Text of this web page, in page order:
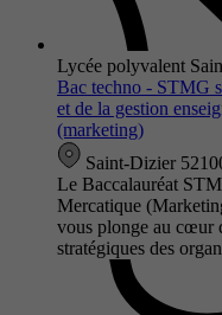
Lycée polyvalent
Bac techno - STMG
et de la gestion
(marketing)
Saint-Dizier
Le Baccalauréat
Mercatique
vous plonge au cœur
stratégiques des